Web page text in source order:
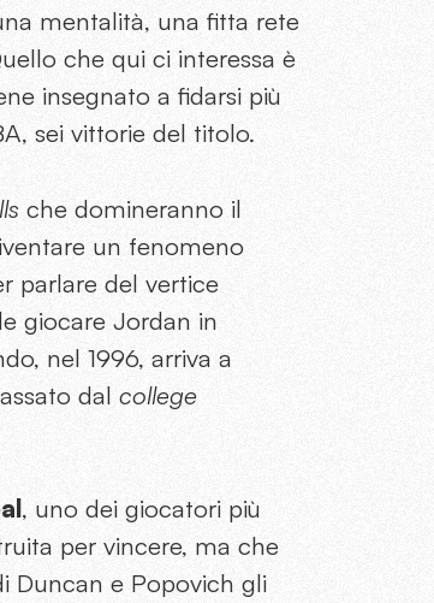
mentalità, una fitta rete
che qui ci interessa è
insegnato a fidarsi più
sei vittorie del titolo.
che domineranno il
un fenomeno
parlare del vertice
giocare Jordan in
nel 1996, arriva a
dal college
, uno dei giocatori più
per vincere, ma che
Duncan e Popovich gli